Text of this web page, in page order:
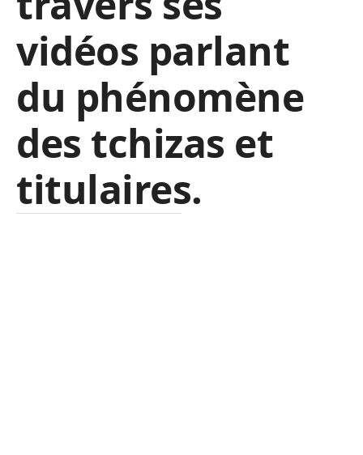
vidéos parlant
du phénomène
des tchizas et
titulaires.